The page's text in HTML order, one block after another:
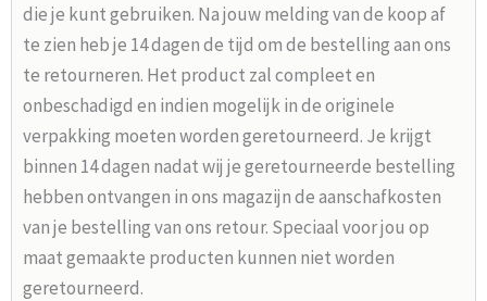
die je kunt gebruiken. Na jouw melding van de koop af
te zien heb je 14 dagen de tijd om de bestelling aan ons
te retourneren. Het product zal compleet en
onbeschadigd en indien mogelijk in de originele
verpakking moeten worden geretourneerd. Je krijgt
binnen 14 dagen nadat wij je geretourneerde bestelling
hebben ontvangen in ons magazijn de aanschafkosten
van je bestelling van ons retour. Speciaal voor jou op
maat gemaakte producten kunnen niet worden
geretourneerd.